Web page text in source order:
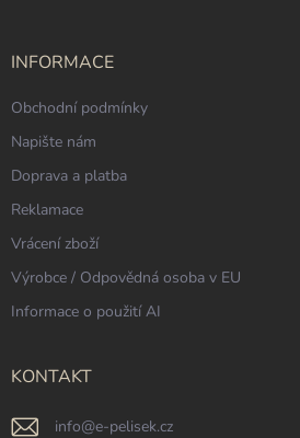
INFORMACE
Obchodní podmínky
Napište nám
Doprava a platba
Reklamace
Vrácení zboží
Výrobce / Odpovědná osoba v EU
Informace o použití AI
KONTAKT
info@e-pelisek.cz